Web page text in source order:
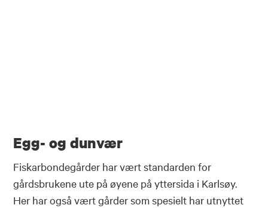
Egg- og dunvær
Fiskarbondegårder har vært standarden for
gårdsbrukene ute på øyene på yttersida i Karlsøy.
Her har også vært gårder som spesielt har utnyttet